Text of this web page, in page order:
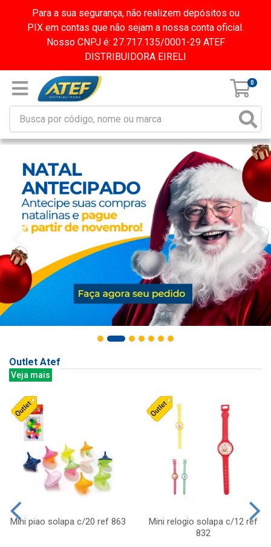
Para a sua segurança, não realizem depósitos ou
PIX em contas que não sejam a nossa conta oficial.
Nosso CNPJ é: 27.717.135/0001-29 ATEF
DISTRIBUIDORA EIRELI
0
Outlet Atef
Veja mais
Mini piao solapa c/20 ref 863
Mini relogio solapa c/12 ref
832